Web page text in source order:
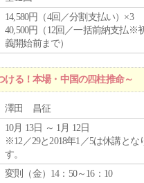
14,580円（4回／分割支払い）×3
40,500円（12回／一括前納支払※
義開始前まで）
る！本場・中国の四柱推命～
澤田 昌征
10月 13日 ～ 1月 12日
※12／29と2018年1／5は休講とな
す。
変則（金）14：50～16：10